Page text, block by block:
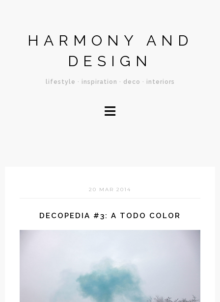
HARMONY AND
DESIGN
lifestyle · inspiration · deco · interiors
≡
20 MAR 2014
DECOPEDIA #3: A TODO COLOR